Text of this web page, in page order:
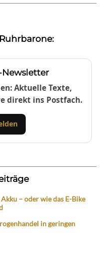
Aktuelle Texte,
direkt ins Postfach.
– oder wie das E-Bike
in geringen